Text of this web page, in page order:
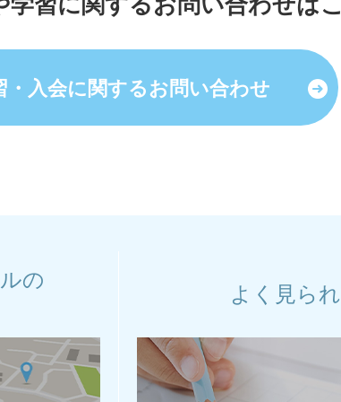
・入会に関するお問い合わせ
の
よく見ら